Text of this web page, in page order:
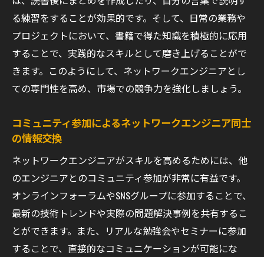
びの秘訣
新たな技術を市場で活かすための学び方
競合との差別化を図るための独自性創出
市場の需要に応じたスキルセットの構築
法
顧客のニーズに応えるための学習アプロー
チ
成果を市場で発揮するためのマインドセッ
ト
実践から学ぶネットワークエンジニアとしての
成長術
日常業務を学びの場に変えるアプローチ
る練習をすることが効果的です。そして、日常の業務や
プロジェクトにおいて、書籍で得た知識を積極的に応用
することで、実践的なスキルとして磨き上げることがで
きます。このようにして、ネットワークエンジニアとし
ての専門性を高め、市場での競争力を強化しましょう。
コミュニティ参加によるネットワークエンジニア同士
の情報交換
ネットワークエンジニアがスキルを高めるためには、他
のエンジニアとのコミュニティ参加が非常に有益です。
オンラインフォーラムやSNSグループに参加することで、
最新の技術トレンドや実際の問題解決事例を共有するこ
とができます。また、リアルな勉強会やセミナーに参加
することで、直接的なコミュニケーションが可能にな